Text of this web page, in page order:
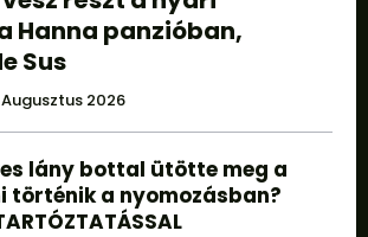
Hanna panzióban,
Sus
2026
lány bottal ütötte meg a
történik a nyomozásban?